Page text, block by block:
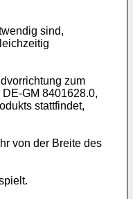
sind,
zum
GM 8401628.0,
stattfindet,
von der Breite des